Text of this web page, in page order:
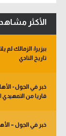
الأكثر
بيزيرا: الزمالك
تاريخ النادي
قاريا من التمهيدي
خبر في الجول –